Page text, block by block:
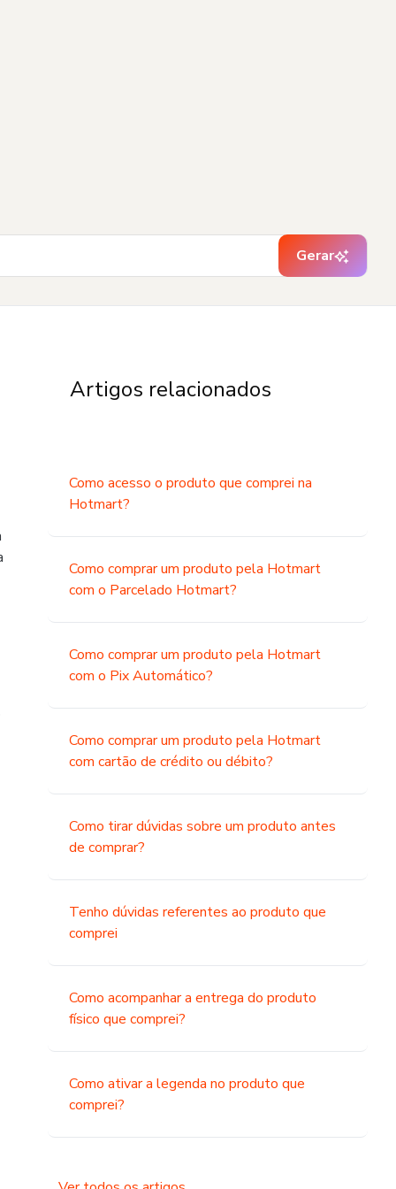
Gerar
Artigos relacionados
Como acesso o produto que comprei na
Hotmart?
Como comprar um produto pela Hotmart
com o Parcelado Hotmart?
Como comprar um produto pela Hotmart
com o Pix Automático?
Como comprar um produto pela Hotmart
com cartão de crédito ou débito?
Como tirar dúvidas sobre um produto antes
de comprar?
Tenho dúvidas referentes ao produto que
comprei
Como acompanhar a entrega do produto
físico que comprei?
Como ativar a legenda no produto que
comprei?